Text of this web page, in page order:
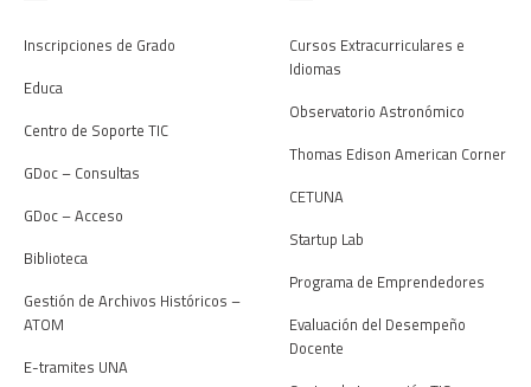
Inscripciones de Grado
Educa
Centro de Soporte TIC
GDoc – Consultas
GDoc – Acceso
Biblioteca
Gestión de Archivos Históricos –
ATOM
E-tramites UNA
Cursos Extracurriculares e
Idiomas
Observatorio Astronómico
Thomas Edison American Corner
CETUNA
Startup Lab
Programa de Emprendedores
Evaluación del Desempeño
Docente